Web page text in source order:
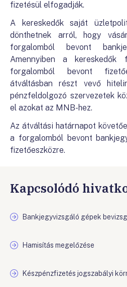
fizetésül elfogadják.
A kereskedők saját
dönthetnek arról, hogy
forgalomból bevont
Amennyiben a kereskedők
forgalomból bevont
átváltásban részt vevő
pénzfeldolgozó szervezetek
el azokat az MNB-hez.
Az átváltási határnapot
a forgalomból bevont
fizetőeszközre.
Kapcsolódó
Bankjegyvizsgáló gépek
Hamisítás megelőzése
Készpénzfizetés jogszabályi